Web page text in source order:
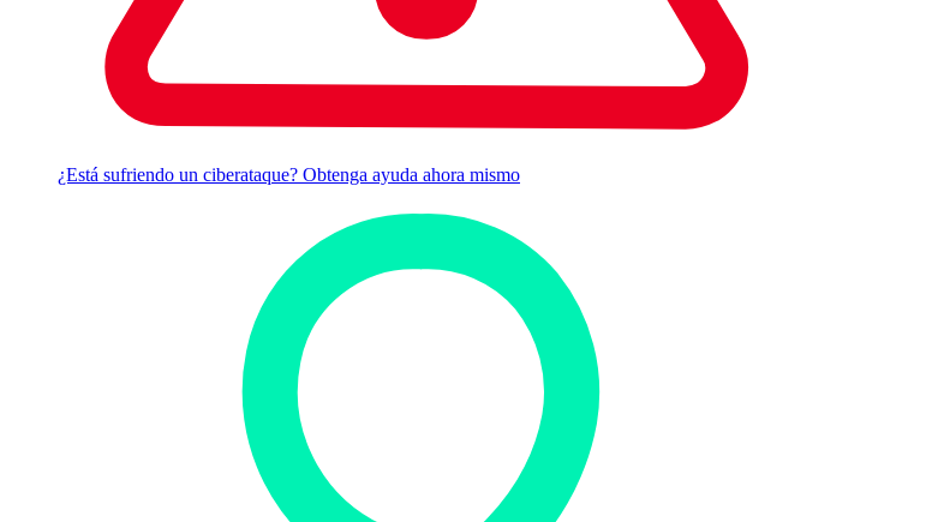
¿Está sufriendo un ciberataque? Obtenga ayuda ahora mismo